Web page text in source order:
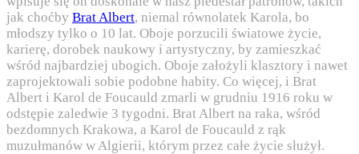
jak choćby Brat Albert, niemal równolatek Karola, bo
młodszy tylko o 10 lat. Oboje porzucili światowe życie,
karierę, dorobek naukowy i artystyczny, by zamieszkać
wśród najbardziej ubogich. Oboje założyli klasztory i nawet
zaprojektowali sobie podobne habity. Co więcej, i Brat
Albert i Karol de Foucauld zmarli w grudniu 1916 roku w
odstępie zaledwie 3 tygodni. Brat Albert na raka, wśród
bezdomnych Krakowa, a Karol de Foucauld z rąk
muzułmanów w Algierii, którym przez całe życie służył.